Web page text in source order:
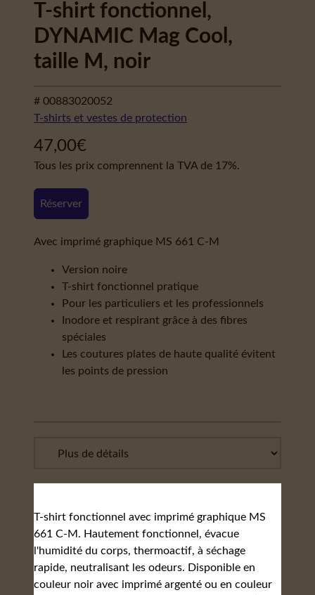
T-shirt fonctionnel,
DYNAMIC Mag Cool,
taille M, noir
# 00883020052
T-shirts et vestes de protection
47,00€
Tous les prix comprennent la TVA de 17%.
Réserver
Avec imprimé graphique MS 661 C-M
Version noire
T-shirt fonctionnel pratique
Pour les particuliers et les professionnels
Inodore et respirant grâce à des fibres
spéciales
Les coutures plates de haute qualité évitent
les points de pression
T-shirt fonctionnel avec imprimé graphique MS
661 C-M. Hautement fonctionnel, évacue
l'humidité du corps, thermoactif, à séchage
rapide, neutralisant les odeurs. Disponible en
couleur noir avec imprimé argenté ou en couleur